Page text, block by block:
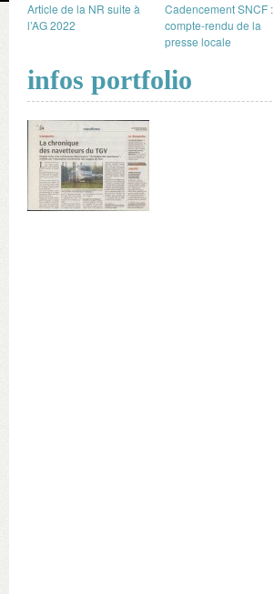
Article de la NR suite à
l’AG 2022
Cadencement SNCF :
compte-rendu de la
presse locale
infos portfolio